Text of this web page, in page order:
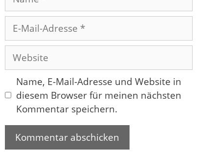
Mail-
Adresse
Website
Name, E-Mail-Adresse und Website in
diesem Browser für meinen nächsten
Kommentar speichern.